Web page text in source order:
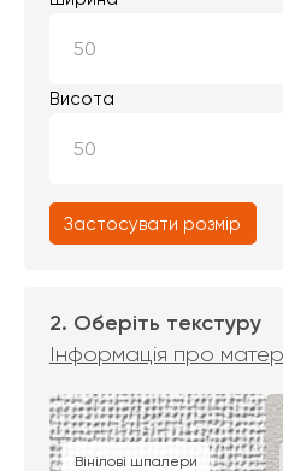
Висота
Застосувати розмір
2. Оберіть текстуру
Інформація про
Вінілові шпалери